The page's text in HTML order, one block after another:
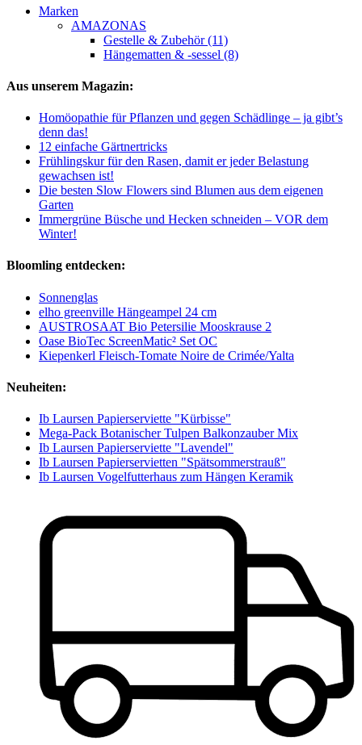
Marken
AMAZONAS
Gestelle & Zubehör (11)
Hängematten & -sessel (8)
Aus unserem Magazin:
Homöopathie für Pflanzen und gegen Schädlinge – ja gibt’s
denn das!
12 einfache Gärtnertricks
Frühlingskur für den Rasen, damit er jeder Belastung
gewachsen ist!
Die besten Slow Flowers sind Blumen aus dem eigenen
Garten
Immergrüne Büsche und Hecken schneiden – VOR dem
Winter!
Bloomling entdecken:
Sonnenglas
elho greenville Hängeampel 24 cm
AUSTROSAAT Bio Petersilie Mooskrause 2
Oase BioTec ScreenMatic² Set OC
Kiepenkerl Fleisch-Tomate Noire de Crimée/Yalta
Neuheiten:
Ib Laursen Papierserviette "Kürbisse"
Mega-Pack Botanischer Tulpen Balkonzauber Mix
Ib Laursen Papierserviette "Lavendel"
Ib Laursen Papierservietten "Spätsommerstrauß"
Ib Laursen Vogelfutterhaus zum Hängen Keramik